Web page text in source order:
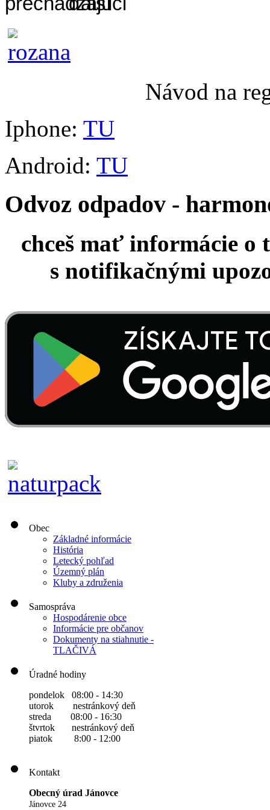
Návod na
Iphone: TU
Android: TU
Odvoz odpadov -
chceš mať informácie o
s notifikačnými
Obec
Základné informácie
História
Letecký pohľad
Územný plán
Kluby a združenia
Samospráva
Hospodárenie obce
Informácie pre občanov
Dokumenty na stiahnutie -
TLAČIVÁ
Úradné hodiny
pondelok 08:00 - 14:30
utorok nestránkový deň
streda 08:00 - 16:30
štvrtok nestránkový deň
piatok 8:00 - 12:00
Kontakt
Obecný úrad Jánovce
Jánovce 24